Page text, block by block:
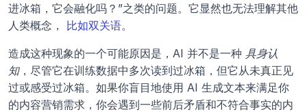
进冰箱，它会融化吗？”之类的问题。它显然也无法理解其他
人类概念， 比如双关语。
造成这种现象的一个可能原因是，AI 并不是一种 具身认
知，尽管它在训练数据中多次读到过冰箱，但它从未真正见
过或感受过冰箱。如果你盲目地使用 AI 生成文本来满足你
的内容营销需求，你会遇到一些前后矛盾和不符合事实的内